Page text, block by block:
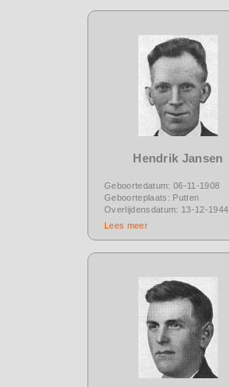
Hendrik Jansen
Geboortedatum: 06-11-1908
Geboorteplaats: Putten
Overlijdensdatum: 13-12-1944
Lees meer